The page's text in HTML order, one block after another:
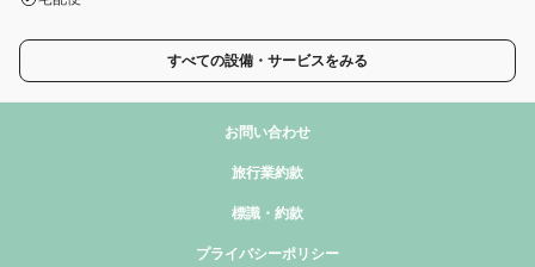
すべての設備・サービスをみる
お問い合わせ
旅行業約款
標識・約款
プライバシーポリシー